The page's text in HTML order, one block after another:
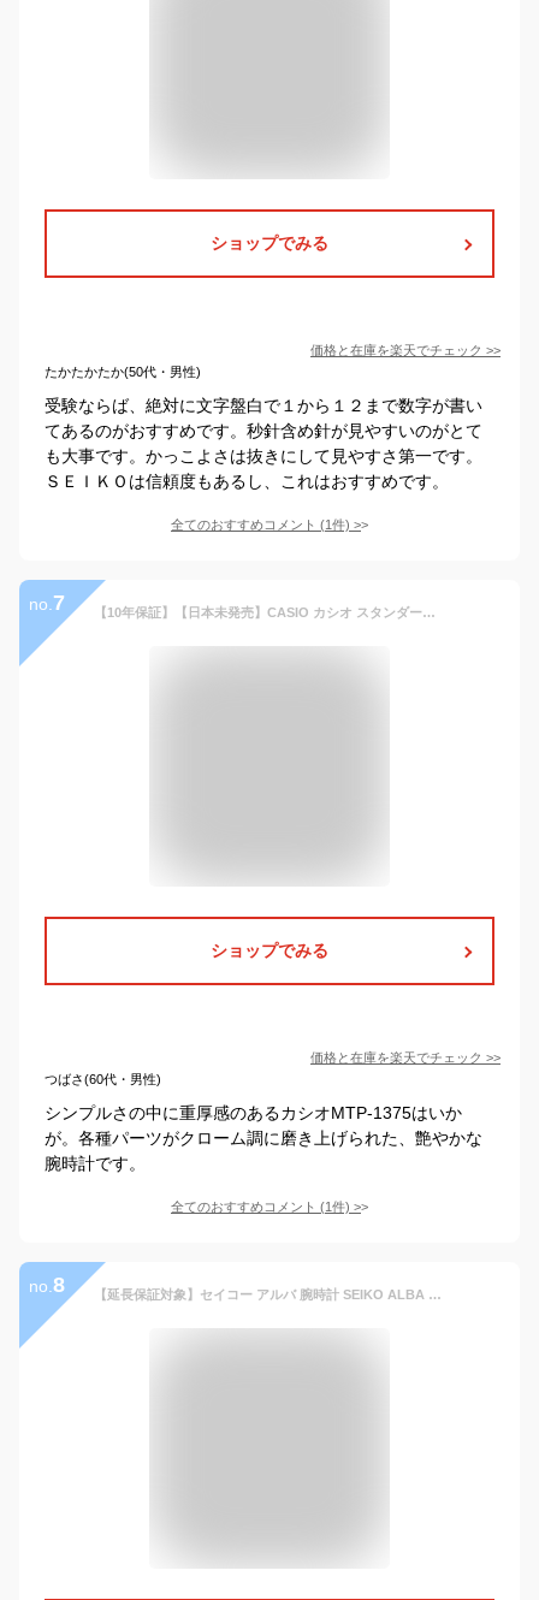
ショップでみる
価格と在庫を楽天でチェック >>
たかたかたか(50代・男性)
受験ならば、絶対に文字盤白で１から１２まで数字が書い
てあるのがおすすめです。秒針含め針が見やすいのがとて
も大事です。かっこよさは抜きにして見やすさ第一です。
ＳＥＩＫＯは信頼度もあるし、これはおすすめです。
全てのおすすめコメント (1件) >
no. 7 【10年保証】【日本未発売】CASIO カシオ スタンダード 腕時計 時計 ブランド メンズ キッズ 子供 男の子 チープカシオ チプカシ アナログ 日付 カレンダー シルバー ブラック 黒 レザー 革ベルト 海外モデル ギフト プレゼント
ショップでみる
価格と在庫を楽天でチェック >>
つばさ(60代・男性)
シンプルさの中に重厚感のあるカシオMTP-1375はいか
が。各種パーツがクローム調に磨き上げられた、艶やかな
腕時計です。
全てのおすすめコメント (1件) >
no. 8 【延長保証対象】セイコー アルバ 腕時計 SEIKO ALBA 時計 セイコーアルバ SEIKOALBA アルバ時計 アルバ腕時計 メンズ ホワイト AQGK439 メタル ベルト 正規品 アナログ スタンダード シルバー プレゼント ギフト 新生活 母の日